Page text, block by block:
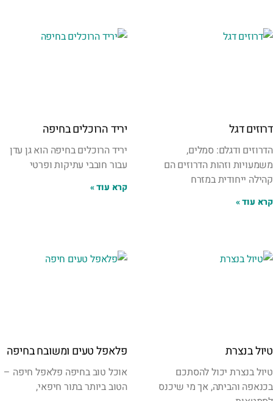
דרוזים דגל
הדרוזים ודגלם: סמלים,
משמעויות וזהות הדרוזים הם
קהילה ייחודית במזרח
קרא עוד »
יריד הרוכלים בחיפה
יריד הרוכלים בחיפה הוא גן עדן
עבור חובבי עתיקות ופרטי
קרא עוד »
טיול בנצרת
טיול בנצרת יכול להסתכם
בכנאפה והביתה, אך מי שיכנס
פלאפל טעים ומשובח בחיפה
אוכל טוב בחיפה פלאפל חיפה –
הטוב ביותר בתור חיפאי,